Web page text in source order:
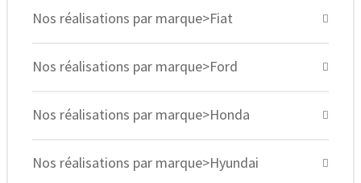
Nos réalisations par marque>Fiat
Nos réalisations par marque>Ford
Nos réalisations par marque>Honda
Nos réalisations par marque>Hyundai